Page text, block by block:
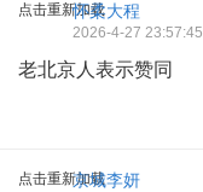
点击重新加载怀柔大程
2026-4-27 23:57:45
老北京人表示赞同
点击重新加载京城李妍